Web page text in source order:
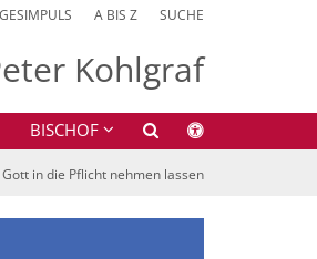
A BIS Z SUCHE
Kohlgraf
BISCHOF
Gott in die Pflicht nehmen lassen